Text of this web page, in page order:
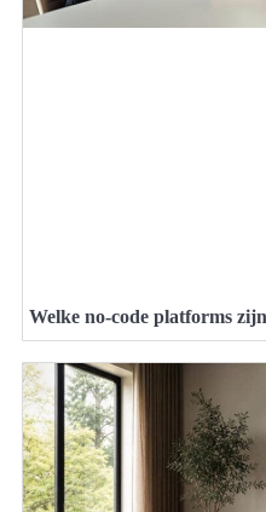
Welke no-code platforms